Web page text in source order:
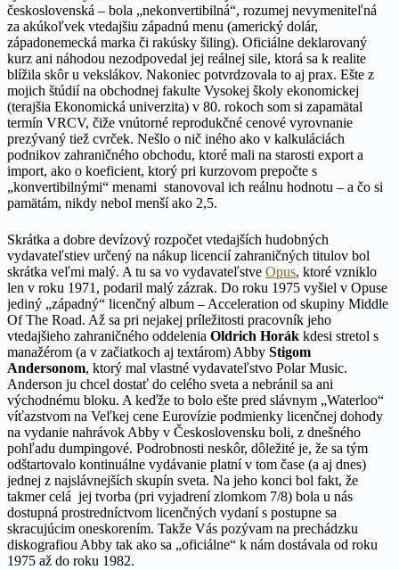
československá – bola „nekonvertibilná“, rozumej nevymeniteľná
za akúkoľvek vtedajšiu západnú menu (americký dolár,
západonemecká marka či rakúsky šiling). Oficiálne deklarovaný
kurz ani náhodou nezodpovedal jej reálnej sile, ktorá sa k realite
blížila skôr u vekslákov. Nakoniec potvrdzovala to aj prax. Ešte z
mojich štúdií na obchodnej fakulte Vysokej školy ekonomickej
(terajšia Ekonomická univerzita) v 80. rokoch som si zapamätal
termín VRCV, čiže vnútorné reprodukčné cenové vyrovnanie
prezývaný tiež cvrček. Nešlo o nič iného ako v kalkuláciách
podnikov zahraničného obchodu, ktoré mali na starosti export a
import, ako o koeficient, ktorý pri kurzovom prepočte s
„konvertibilnými“ menami stanovoval ich reálnu hodnotu – a čo si
pamätám, nikdy nebol menší ako 2,5.
Skrátka a dobre devízový rozpočet vtedajších hudobných
vydavateľstiev určený na nákup licencií zahraničných titulov bol
skrátka veľmi malý. A tu sa vo vydavateľstve Opus, ktoré vzniklo
len v roku 1971, podaril malý zázrak. Do roku 1975 vyšiel v Opuse
jediný „západný“ licenčný album – Acceleration od skupiny Middle
Of The Road. Až sa pri nejakej príležitosti pracovník jeho
vtedajšieho zahraničného oddelenia Oldrich Horák kdesi stretol s
manažérom (a v začiatkoch aj textárom) Abby Stigom
Andersonom, ktorý mal vlastné vydavateľstvo Polar Music.
Anderson ju chcel dostať do celého sveta a nebránil sa ani
východnému bloku. A keďže to bolo ešte pred slávnym „Waterloo“
víťazstvom na Veľkej cene Eurovízie podmienky licenčnej dohody
na vydanie nahrávok Abby v Československu boli, z dnešného
pohľadu dumpingové. Podrobnosti neskôr, dôležité je, že sa tým
odštartovalo kontinuálne vydávanie platní v tom čase (a aj dnes)
jednej z najslávnejších skupín sveta. Na jeho konci bol fakt, že
takmer celá jej tvorba (pri vyjadrení zlomkom 7/8) bola u nás
dostupná prostredníctvom licenčných vydaní s postupne sa
skracujúcim oneskorením. Takže Vás pozývam na prechádzku
diskografiou Abby tak ako sa „oficiálne“ k nám dostávala od roku
1975 až do roku 1982.